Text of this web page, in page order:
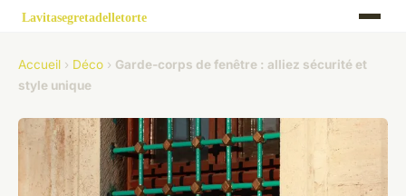
Accueil › Déco › Garde-corps de fenêtre : alliez sécurité et
style unique